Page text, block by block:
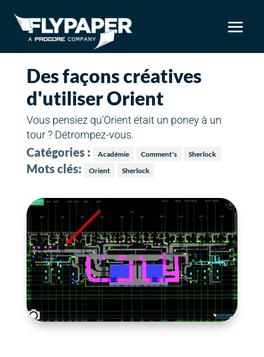
Des façons créatives
d'utiliser Orient
Vous pensiez qu'Orient était un poney à un
tour ? Détrompez-vous.
Catégories : Académie Comment's Sherlock
Mots clés: Orient Sherlock